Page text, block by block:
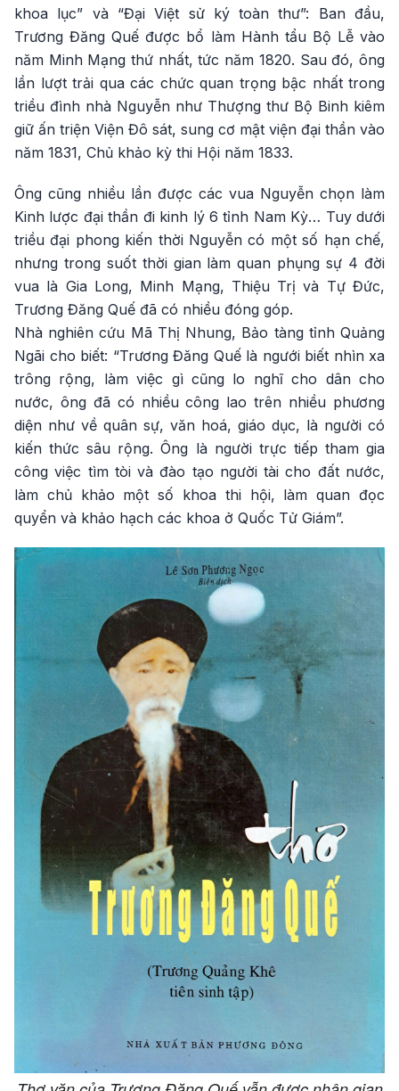
khoa lục” và “Đại Việt sử ký toàn thư”: Ban đầu,
Trương Đăng Quế được bổ làm Hành tẩu Bộ Lễ vào
năm Minh Mạng thứ nhất, tức năm 1820. Sau đó, ông
lần lượt trải qua các chức quan trọng bậc nhất trong
triều đình nhà Nguyễn như Thượng thư Bộ Binh kiêm
giữ ấn triện Viện Đô sát, sung cơ mật viện đại thần vào
năm 1831, Chủ khảo kỳ thi Hội năm 1833.
Ông cũng nhiều lần được các vua Nguyễn chọn làm
Kinh lược đại thần đi kinh lý 6 tỉnh Nam Kỳ… Tuy dưới
triều đại phong kiến thời Nguyễn có một số hạn chế,
nhưng trong suốt thời gian làm quan phụng sự 4 đời
vua là Gia Long, Minh Mạng, Thiệu Trị và Tự Đức,
Trương Đăng Quế đã có nhiều đóng góp.
Nhà nghiên cứu Mã Thị Nhung, Bảo tàng tỉnh Quảng
Ngãi cho biết: “Trương Đăng Quế là ngưới biết nhìn xa
trông rộng, làm việc gì cũng lo nghĩ cho dân cho
nước, ông đã có nhiều công lao trên nhiều phương
diện như về quân sự, văn hoá, giáo dục, là người có
kiến thức sâu rộng. Ông là người trực tiếp tham gia
công việc tìm tòi và đào tạo người tài cho đất nước,
làm chủ khảo một số khoa thi hội, làm quan đọc
quyển và khảo hạch các khoa ở Quốc Tử Giám”.